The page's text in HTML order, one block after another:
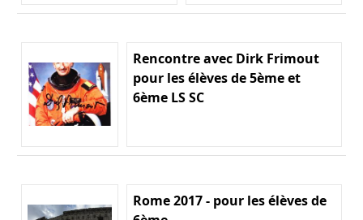
Rencontre avec Dirk Frimout
pour les élèves de 5ème et
6ème LS SC
Rome 2017 - pour les élèves de